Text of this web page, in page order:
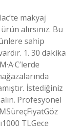
makyaj
alırsınız. Bu
sahip
1. 30 dakika
İstediğiniz
Profesyonel
TLGece